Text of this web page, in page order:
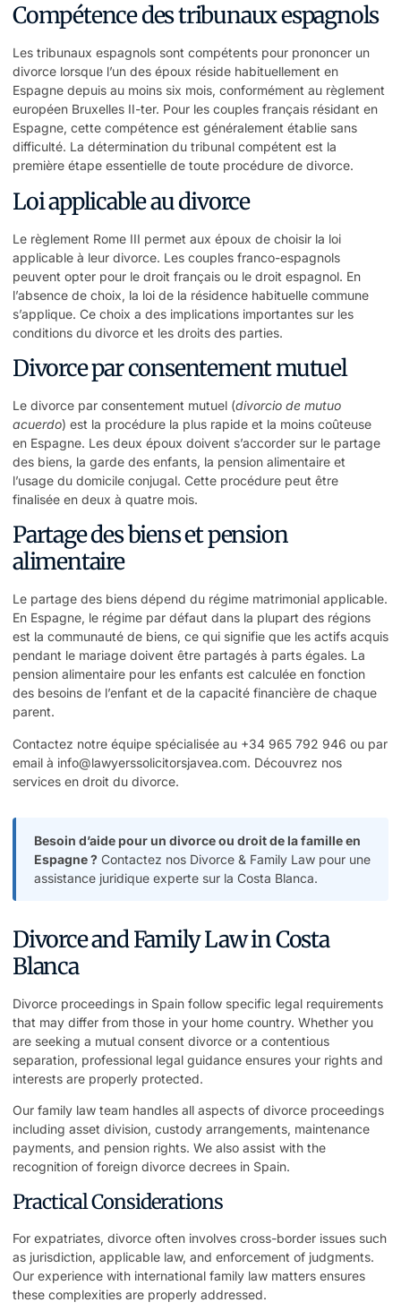
Compétence des tribunaux espagnols
Les tribunaux espagnols sont compétents pour prononcer un
divorce lorsque l’un des époux réside habituellement en
Espagne depuis au moins six mois, conformément au règlement
européen Bruxelles II-ter. Pour les couples français résidant en
Espagne, cette compétence est généralement établie sans
difficulté. La détermination du tribunal compétent est la
première étape essentielle de toute procédure de divorce.
Loi applicable au divorce
Le règlement Rome III permet aux époux de choisir la loi
applicable à leur divorce. Les couples franco-espagnols
peuvent opter pour le droit français ou le droit espagnol. En
l’absence de choix, la loi de la résidence habituelle commune
s’applique. Ce choix a des implications importantes sur les
conditions du divorce et les droits des parties.
Divorce par consentement mutuel
Le divorce par consentement mutuel (divorcio de mutuo
acuerdo) est la procédure la plus rapide et la moins coûteuse
en Espagne. Les deux époux doivent s’accorder sur le partage
des biens, la garde des enfants, la pension alimentaire et
l’usage du domicile conjugal. Cette procédure peut être
finalisée en deux à quatre mois.
Partage des biens et pension
alimentaire
Le partage des biens dépend du régime matrimonial applicable.
En Espagne, le régime par défaut dans la plupart des régions
est la communauté de biens, ce qui signifie que les actifs acquis
pendant le mariage doivent être partagés à parts égales. La
pension alimentaire pour les enfants est calculée en fonction
des besoins de l’enfant et de la capacité financière de chaque
parent.
Contactez notre équipe spécialisée au +34 965 792 946 ou par
email à info@lawyerssolicitorsjavea.com. Découvrez nos
services en droit du divorce.
Besoin d’aide pour un divorce ou droit de la famille en
Espagne ? Contactez nos Divorce & Family Law pour une
assistance juridique experte sur la Costa Blanca.
Divorce and Family Law in Costa
Blanca
Divorce proceedings in Spain follow specific legal requirements
that may differ from those in your home country. Whether you
are seeking a mutual consent divorce or a contentious
separation, professional legal guidance ensures your rights and
interests are properly protected.
Our family law team handles all aspects of divorce proceedings
including asset division, custody arrangements, maintenance
payments, and pension rights. We also assist with the
recognition of foreign divorce decrees in Spain.
Practical Considerations
For expatriates, divorce often involves cross-border issues such
as jurisdiction, applicable law, and enforcement of judgments.
Our experience with international family law matters ensures
these complexities are properly addressed.